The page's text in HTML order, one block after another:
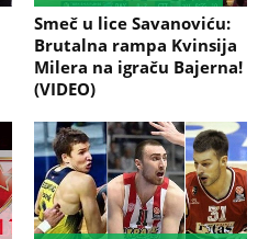
Smeč u lice Savanoviću:
Brutalna rampa Kvinsija
Milera na igraču Bajerna!
(VIDEO)